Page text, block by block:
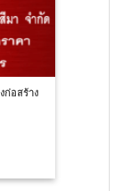
ก่อสร้าง